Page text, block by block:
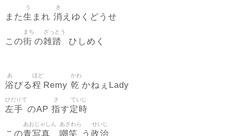
また生
う
まれ 消
き
えゆくどうせ
この街
まち
の雑踏
ざっとう
ひしめく
浴
あ
びる程
ほど
Remy 乾
かわ
かねぇLady
左手
ひだりて
のAP 指
さ
す定時
ていじ
この青写真
あおじゃしん
嘲笑
あざわら
う 政治
せいじ